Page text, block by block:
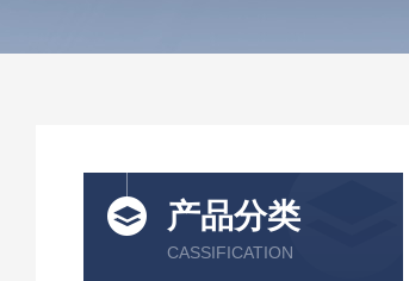
产品分类
CASSIFICATION